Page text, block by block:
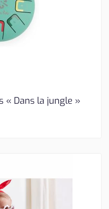
« Dans la jungle »